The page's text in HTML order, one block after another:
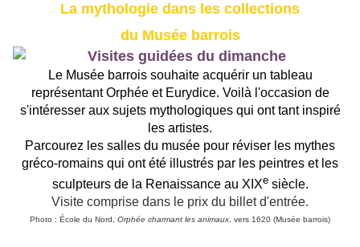
La mythologie dans les collections
du Musée barrois
Le Musée barrois souhaite acquérir un tableau
représentant Orphée et Eurydice. Voilà l'occasion de
s'intéresser aux sujets mythologiques qui ont tant inspiré
les artistes.
Parcourez les salles du musée pour réviser les mythes
gréco-romains qui ont été illustrés par les peintres et les
sculpteurs de la Renaissance au XIXesiècle.
Visite comprise dans le prix du billet d'entrée.
Photo : École du Nord, Orphée charmant les animaux , vers 1620 (Musée barrois)